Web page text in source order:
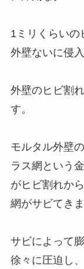
1ミリくらいの
外壁ないに侵
外壁のヒビ割
す。
モルタル外壁
ラス網という
がヒビ割れか
網がサビてきま
サビによって
徐々に圧迫し